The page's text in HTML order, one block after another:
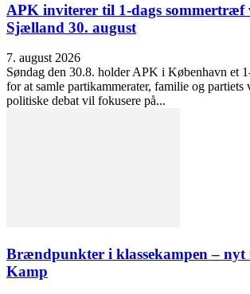
APK inviterer til 1-dags sommertræf
Sjælland 30. august
7. august 2026
Søndag den 30.8. holder APK i København et
for at samle partikammerater, familie og partiets
politiske debat vil fokusere på...
Brændpunkter i klassekampen – nyt
Kamp